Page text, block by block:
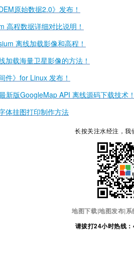
原始数据2.0》发布！
高程数据详细对比说明！
离线加载影像和高程！
加载海量卫星影像的方法！
件》for Linux 发布！
新版GoogleMap API 离线源码下载技术
体挂图打印制作方法
长按关注水经注，我
地图下载|地图发布|
请拔打24小时热线：